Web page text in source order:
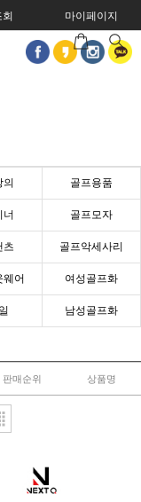
마이페이지
의 골프용품
너 골프모자
츠 골프악세사리
웨어 여성골프화
남성골프화
판매순위 상품명